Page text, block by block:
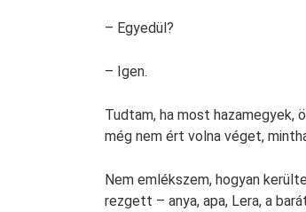
– Egyedül?
– Igen.
Tudtam, ha most hazamegyek,
még nem ért volna véget,
Nem emlékszem, hogyan
rezgett – anya, apa, Lera, a